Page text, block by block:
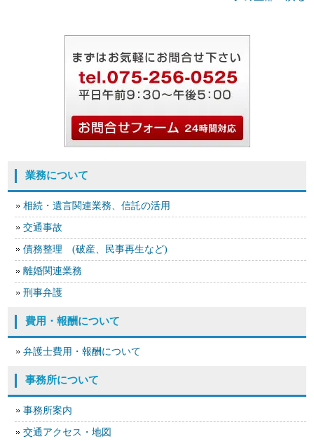
業務について
相続・遺言関連業務、信託の活用
交通事故
債務整理 (破産、民事再生など)
離婚関連業務
刑事弁護
費用・報酬について
弁護士費用・報酬について
事務所について
事務所案内
交通アクセス・地図